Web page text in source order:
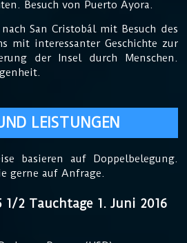
Besuch von Puerto Ayora.
San Cristobál mit Besuch des
mit interessanter Geschichte zur
der Insel durch Menschen.
LEISTUNGEN
basieren auf Doppelbelegung.
gerne auf Anfrage.
1/2 Tauchtage 1. Juni 2016